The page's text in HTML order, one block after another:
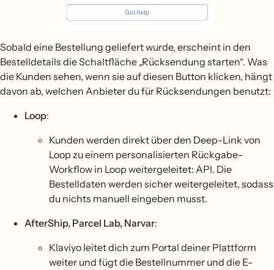
Sobald eine Bestellung geliefert wurde, erscheint in den
Bestelldetails die Schaltfläche „Rücksendung starten“. Was
die Kunden sehen, wenn sie auf diesen Button klicken, hängt
davon ab, welchen Anbieter du für Rücksendungen benutzt:
Loop:
Kunden werden direkt über den Deep-Link von
Loop zu einem personalisierten Rückgabe-
Workflow in Loop weitergeleitet: API. Die
Bestelldaten werden sicher weitergeleitet, sodass
du nichts manuell eingeben musst.
AfterShip, Parcel Lab, Narvar:
Klaviyo leitet dich zum Portal deiner Plattform
weiter und fügt die Bestellnummer und die E-